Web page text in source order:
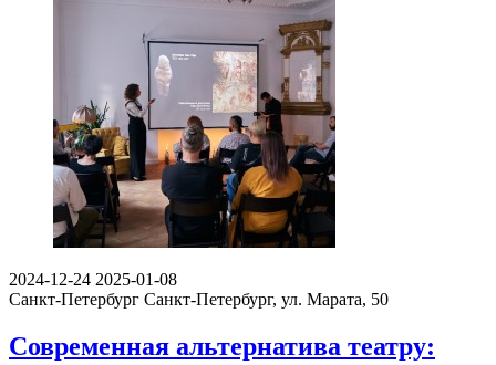
2024-12-24 2025-01-08
Санкт-Петербург Санкт-Петербург, ул. Марата, 50
Современная альтернатива театру: